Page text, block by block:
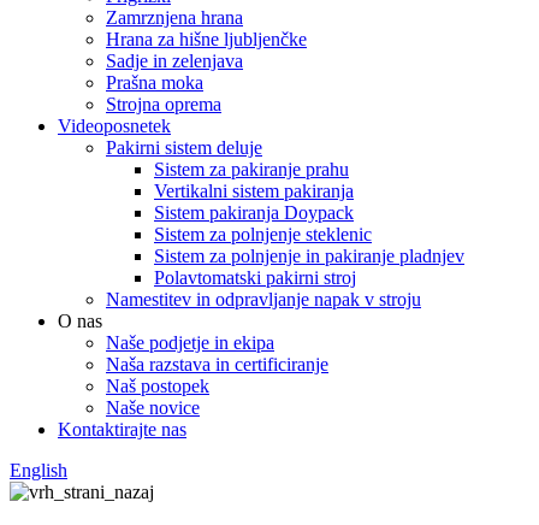
Zamrznjena hrana
Hrana za hišne ljubljenčke
Sadje in zelenjava
Prašna moka
Strojna oprema
Videoposnetek
Pakirni sistem deluje
Sistem za pakiranje prahu
Vertikalni sistem pakiranja
Sistem pakiranja Doypack
Sistem za polnjenje steklenic
Sistem za polnjenje in pakiranje pladnjev
Polavtomatski pakirni stroj
Namestitev in odpravljanje napak v stroju
O nas
Naše podjetje in ekipa
Naša razstava in certificiranje
Naš postopek
Naše novice
Kontaktirajte nas
English